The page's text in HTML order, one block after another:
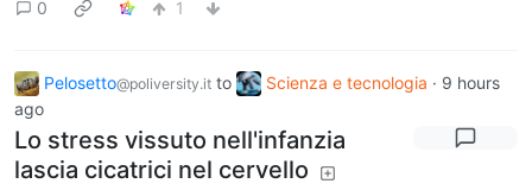
0 1
Pelosetto@poliversity.it to Scienza e tecnologia · 9 hours
ago
Lo stress vissuto nell'infanzia
lascia cicatrici nel cervello